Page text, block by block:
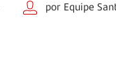
por Equipe